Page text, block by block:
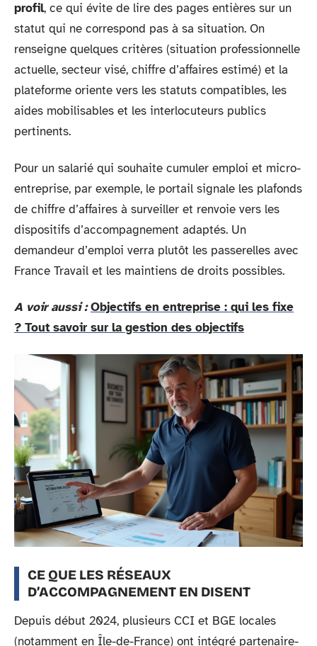
profil, ce qui évite de lire des pages entières sur un
statut qui ne correspond pas à sa situation. On
renseigne quelques critères (situation professionnelle
actuelle, secteur visé, chiffre d’affaires estimé) et la
plateforme oriente vers les statuts compatibles, les
aides mobilisables et les interlocuteurs publics
pertinents.
Pour un salarié qui souhaite cumuler emploi et micro-
entreprise, par exemple, le portail signale les plafonds
de chiffre d’affaires à surveiller et renvoie vers les
dispositifs d’accompagnement adaptés. Un
demandeur d’emploi verra plutôt les passerelles avec
France Travail et les maintiens de droits possibles.
A voir aussi : Objectifs en entreprise : qui les fixe
? Tout savoir sur la gestion des objectifs
CE QUE LES RÉSEAUX
D’ACCOMPAGNEMENT EN DISENT
Depuis début 2024, plusieurs CCI et BGE locales
(notamment en Île-de-France) ont intégré partenaire-